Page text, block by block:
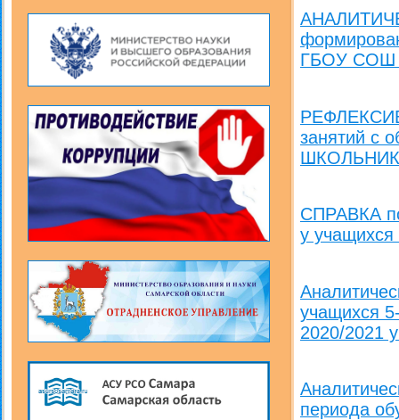
ГБОУ СОШ
занятий с
СПРАВКА
у учащихся
учащихся
2020/2021
периода